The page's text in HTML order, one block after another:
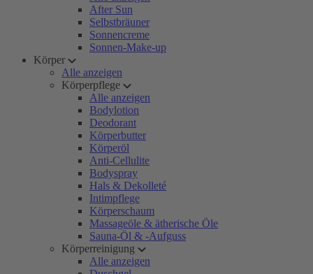
After Sun
Selbstbräuner
Sonnencreme
Sonnen-Make-up
Körper
Alle anzeigen
Körperpflege
Alle anzeigen
Bodylotion
Deodorant
Körperbutter
Körperöl
Anti-Cellulite
Bodyspray
Hals & Dekolleté
Intimpflege
Körperschaum
Massageöle & ätherische Öle
Sauna-Öl & -Aufguss
Körperreinigung
Alle anzeigen